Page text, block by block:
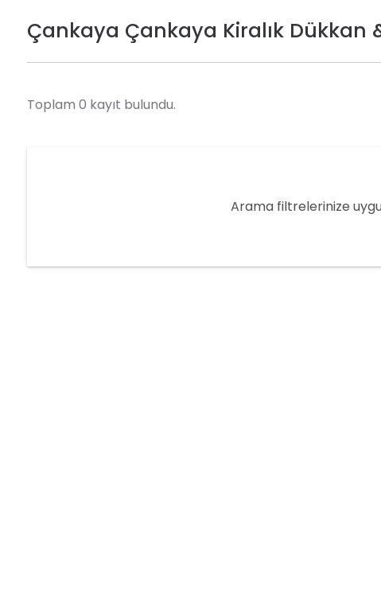
Çankaya Çankaya Kiralık Dükkan
Toplam 0 kayıt bulundu.
Arama filtrelerinize